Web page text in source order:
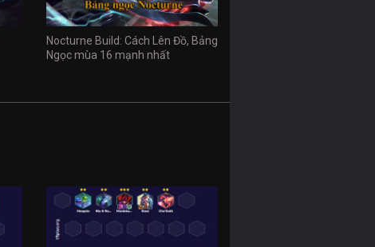
Nocturne Build: Cách Lên Đồ, Bảng
Ngọc mùa 16 mạnh nhất